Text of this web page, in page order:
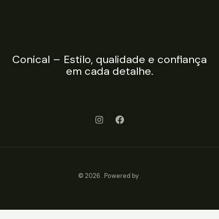
Conical – Estilo, qualidade e confiança
em cada detalhe.
© 2026 . Powered by .